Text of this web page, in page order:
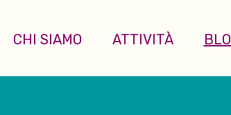
CHI SIAMO ATTIVITÀ